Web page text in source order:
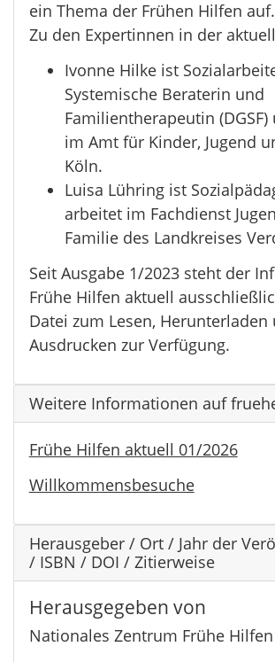
ein Thema der Frühen Hilfen auf.
Zu den Expertinnen in der
Ivonne Hilke ist
Systemische Beraterin und
Familientherapeutin
im Amt für Kinder, Jugend
Köln.
Luisa Lühring ist
arbeitet im Fachdienst
Familie des Landkreises
Seit Ausgabe 1/2023 steht der
Frühe Hilfen aktuell
Datei zum Lesen, Herunterladen
Ausdrucken zur Verfügung.
Weitere Informationen auf
Frühe Hilfen aktuell 01/2026
Willkommensbesuche
Herausgeber / Ort / Jahr der
/ ISBN / DOI / Zitierweise
Herausgegeben von
Nationales Zentrum Frühe Hilfen